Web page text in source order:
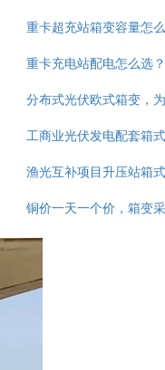
重卡超充站箱变容量怎
重卡充电站配电怎么选
分布式光伏欧式箱变，
工商业光伏发电配套箱
渔光互补项目升压站箱
铜价一天一个价，箱变